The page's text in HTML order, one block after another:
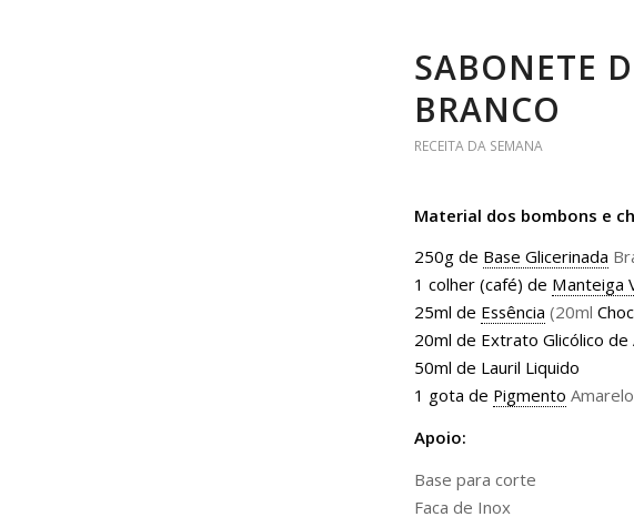
SABONETE
BRANCO
RECEITA DA SEMANA
Material dos bombons e
250g de Base Glicerinada
1 colher (café) de Manteiga
25ml de Essência (20ml
20ml de Extrato Glicólico de
50ml de Lauril Liquido
1 gota de Pigmento Amarelo
Apoio:
Base para corte
Faca de Inox